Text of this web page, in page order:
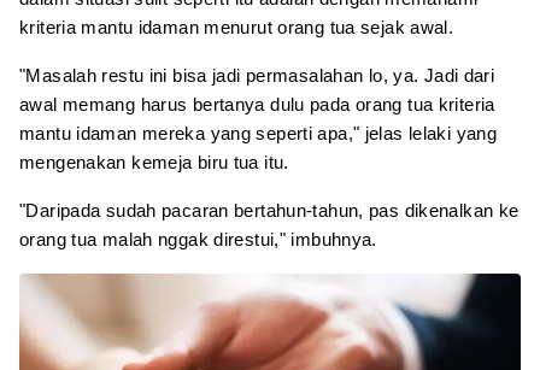
kriteria mantu idaman menurut orang tua sejak awal.
"Masalah restu ini bisa jadi permasalahan lo, ya. Jadi dari
awal memang harus bertanya dulu pada orang tua kriteria
mantu idaman mereka yang seperti apa," jelas lelaki yang
mengenakan kemeja biru tua itu.
"Daripada sudah pacaran bertahun-tahun, pas dikenalkan ke
orang tua malah nggak direstui," imbuhnya.